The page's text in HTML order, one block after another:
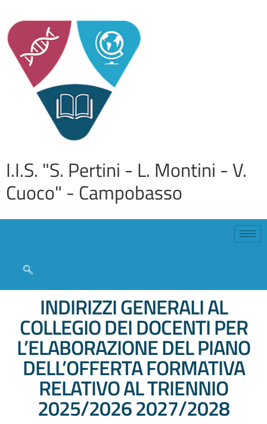
I.I.S. "S. Pertini - L. Montini - V.
Cuoco" - Campobasso
INDIRIZZI GENERALI AL
COLLEGIO DEI DOCENTI PER
L’ELABORAZIONE DEL PIANO
DELL’OFFERTA FORMATIVA
RELATIVO AL TRIENNIO
2025/2026 2027/2028